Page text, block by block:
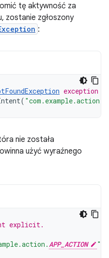
tę aktywność za
zostanie zgłoszony
:
exception
( "com.example.action.
nie została
użyć wyraźnego
explicit.
APP_ACTION "